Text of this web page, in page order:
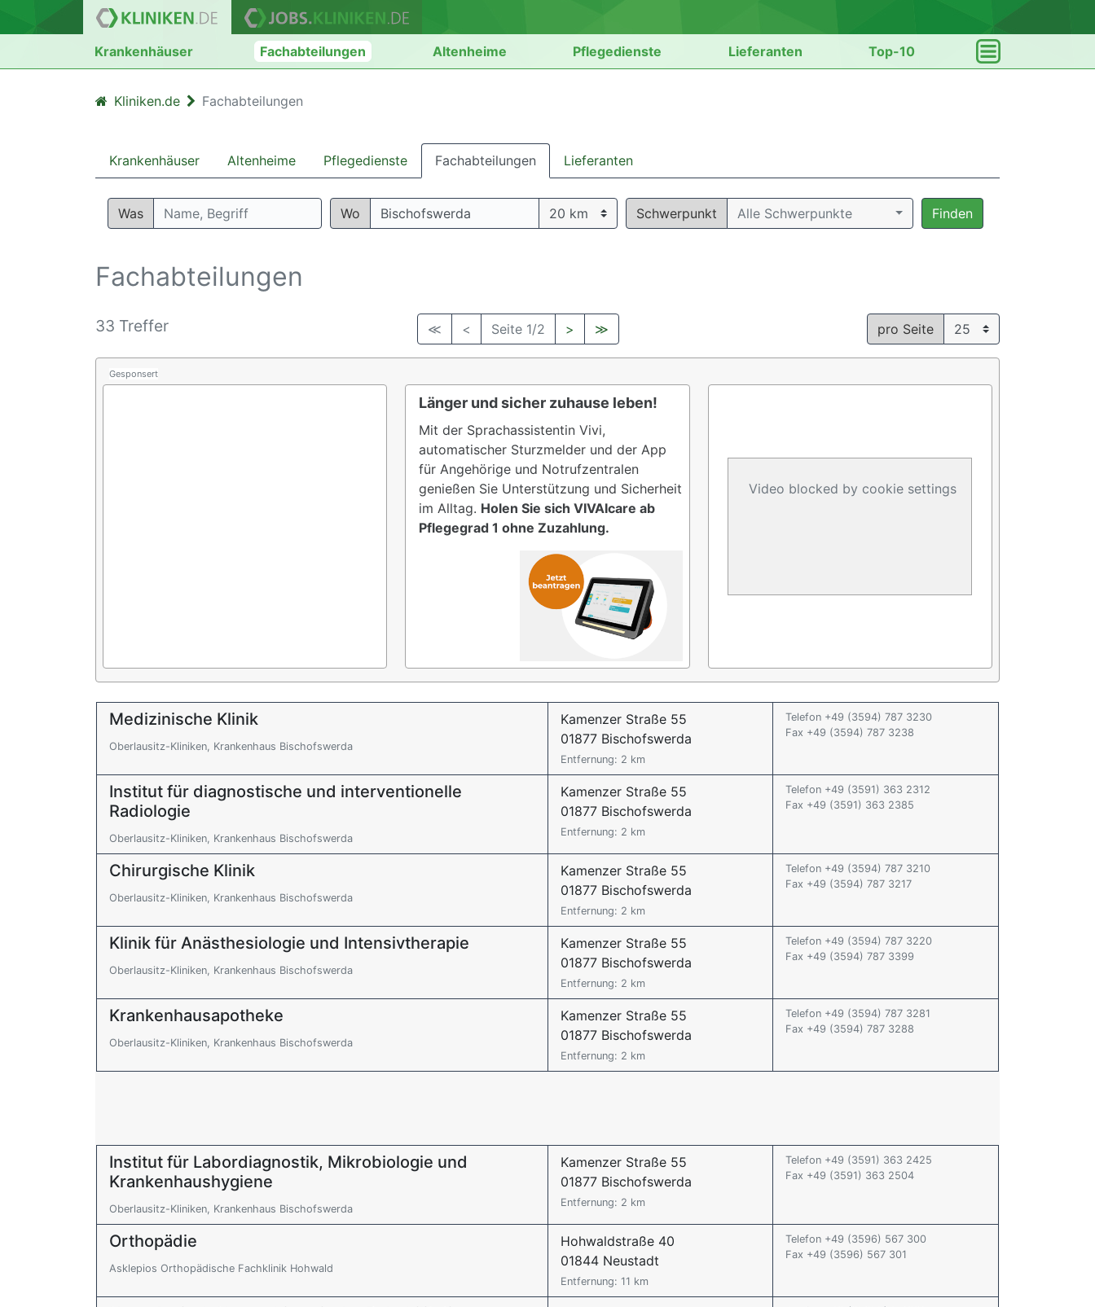
Krankenhäuser Fachabteilungen Altenheime Pflegedienste Lieferanten Top-10
Kliniken.de Fachabteilungen
Krankenhäuser Altenheime Pflegedienste Fachabteilungen Lieferanten
Was Wo Schwerpunkt Alle Schwerpunkte Finden
Fachabteilungen
33 Treffer ≪ < Seite 1/2 > ≫ pro Seite
Gesponsert
Länger und sicher zuhause leben!
Mit der Sprachassistentin Vivi,
automatischer Sturzmelder und der App
für Angehörige und Notrufzentralen
genießen Sie Unterstützung und Sicherheit
im Alltag. Holen Sie sich VIVAIcare ab
Pflegegrad 1 ohne Zuzahlung.
Video blocked by cookie settings
Medizinische Klinik
Oberlausitz-Kliniken, Krankenhaus Bischofswerda
Kamenzer Straße 55
01877 Bischofswerda
Entfernung: 2 km
Telefon +49 (3594) 787 3230
Fax +49 (3594) 787 3238
Institut für diagnostische und interventionelle
Radiologie
Oberlausitz-Kliniken, Krankenhaus Bischofswerda
Kamenzer Straße 55
01877 Bischofswerda
Entfernung: 2 km
Telefon +49 (3591) 363 2312
Fax +49 (3591) 363 2385
Chirurgische Klinik
Oberlausitz-Kliniken, Krankenhaus Bischofswerda
Kamenzer Straße 55
01877 Bischofswerda
Entfernung: 2 km
Telefon +49 (3594) 787 3210
Fax +49 (3594) 787 3217
Klinik für Anästhesiologie und Intensivtherapie
Oberlausitz-Kliniken, Krankenhaus Bischofswerda
Kamenzer Straße 55
01877 Bischofswerda
Entfernung: 2 km
Telefon +49 (3594) 787 3220
Fax +49 (3594) 787 3399
Krankenhausapotheke
Oberlausitz-Kliniken, Krankenhaus Bischofswerda
Kamenzer Straße 55
01877 Bischofswerda
Entfernung: 2 km
Telefon +49 (3594) 787 3281
Fax +49 (3594) 787 3288
Institut für Labordiagnostik, Mikrobiologie und
Krankenhaushygiene
Oberlausitz-Kliniken, Krankenhaus Bischofswerda
Kamenzer Straße 55
01877 Bischofswerda
Entfernung: 2 km
Telefon +49 (3591) 363 2425
Fax +49 (3591) 363 2504
Orthopädie
Asklepios Orthopädische Fachklinik Hohwald
Hohwaldstraße 40
01844 Neustadt
Entfernung: 11 km
Telefon +49 (3596) 567 300
Fax +49 (3596) 567 301